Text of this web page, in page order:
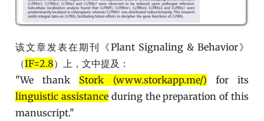
该文章发表在期刊《Plant Signaling & Behavior》
（IF=2.8）上，文中提及：
"We thank Stork (www.storkapp.me/) for its
linguistic assistanceduring the preparation of this
manuscript."